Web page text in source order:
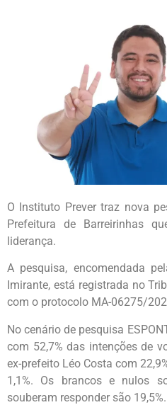
O Instituto Prever traz nova
Prefeitura de Barreirinhas
liderança.
A pesquisa, encomendada
Imirante, está registrada no
com o protocolo MA-06275/
No cenário de pesquisa
com 52,7% das intenções de
ex-prefeito Léo Costa com
1,1%. Os brancos e nulos
souberam responder são 19,5%.